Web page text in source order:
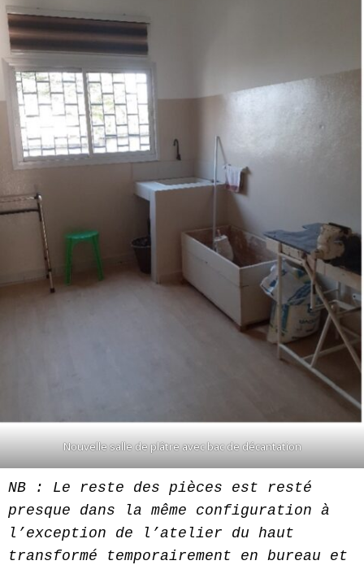
Nouvelle salle de plâtre avec bac de décantation
NB : Le reste des pièces est resté
presque dans la même configuration à
l’exception de l’atelier du haut
transformé temporairement en bureau et